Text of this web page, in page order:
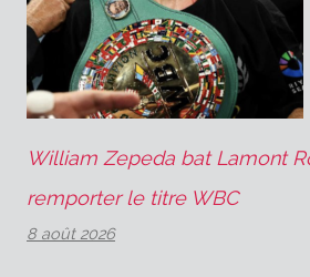
William Zepeda bat Lamont
remporter le titre WBC
8 août 2026